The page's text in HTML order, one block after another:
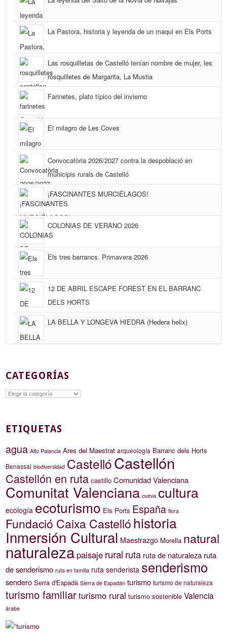
La Pastora, historia y leyenda de un maqui en Els Ports
Las rosquilletas de Castelló tenían nombre de mujer, les
rosquilletes de Margarita, La Mustia
Farinetes, plato típico del invierno
El milagro de Les Coves
Convocatòria 2026/2027 contra la despoblació en
municipis rurals de Castelló
¡FASCINANTES MURCIÉLAGOS!
COLONIAS DE VERANO 2026
Els tres barrancs. Primavera 2026
12 DE ABRIL ESCAPE FOREST EN EL BARRANC
DELS HORTS
LA BELLA Y LONGEVA HIEDRA (Hedera helix)
CATEGORÍAS
Categorías
ETIQUETAS
agua Alto Palancia Ares del Maestrat arqueología Barranc dels Horts
Benassal biodiversidad CastellóCastellón
Castellón en ruta castillo Comunidad Valenciana
Comunitat Valenciana cueva cultura
ecología ecoturismo Els Ports España flora
Fundació Caixa Castellóhistoria
Inmersión Cultural Maestrazgo Morella natural
naturaleza paisaje rural ruta ruta de naturaleza ruta
de senderismo ruta en familia ruta senderista senderismo
sendero Serra d'Espadà Sierra de Espadán turismo turismo de naturaleza
turismo familiarturismo rural turismo sostenible Valencia
árabe